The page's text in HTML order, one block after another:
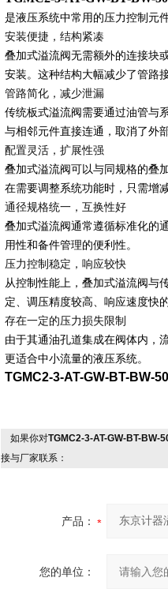
是液压系统中常用的压力控制元
安装便捷，结构紧凑
叠加式溢流阀无需额外的连接块
安装。这种结构大幅减少了管路
管路简化，减少泄漏
传统板式溢流阀需要通过油管与
与相邻元件直接连通，取消了外
配置灵活，扩展性强
叠加式溢流阀可以与同规格的叠
在需要调整系统功能时，只需增
通径规格统一，互换性好
叠加式溢流阀通常遵循标准化的
用性和备件管理的便利性。
压力控制稳定，响应较快
从控制性能上，叠加式溢流阀与
定、调压精度较高、响应速度快
存在一定的压力损失限制
由于其通油孔道集成在阀体内，
更适合中小流量的液压系统。
TGMC2-3-AT-GW-BT-BW-50
如果你对TGMC2-3-AT-GW-BT-BW-
接与厂家联系：
产品：
您的单位：